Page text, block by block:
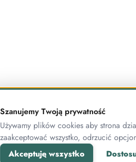
w koszyku –
w Publigo!
Szanujemy Twoją prywatność
Używamy plików cookies aby strona
zaakceptować wszystko, odrzucić
Akceptuję wszystko